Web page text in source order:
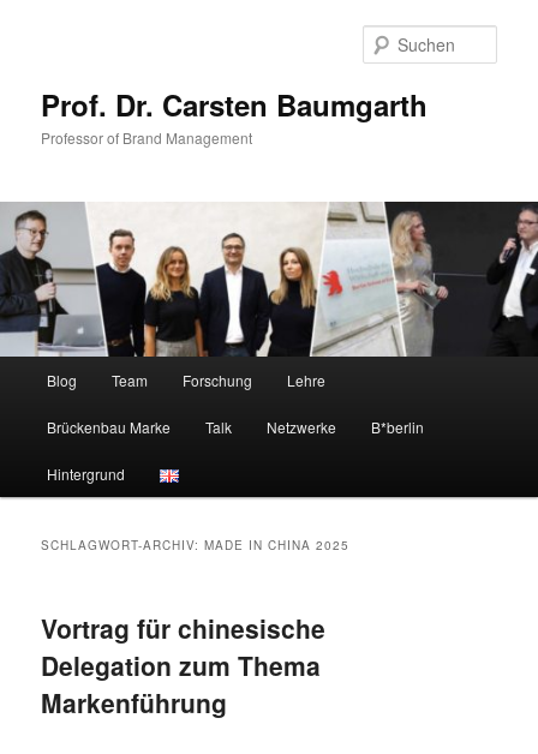
Prof. Dr. Carsten Baumgarth
Professor of Brand Management
Blog Team Forschung Lehre
Brückenbau Marke Talk Netzwerke B*berlin
Hintergrund
SCHLAGWORT-ARCHIV:MADE IN CHINA 2025
Vortrag für chinesische
Delegation zum Thema
Markenführung